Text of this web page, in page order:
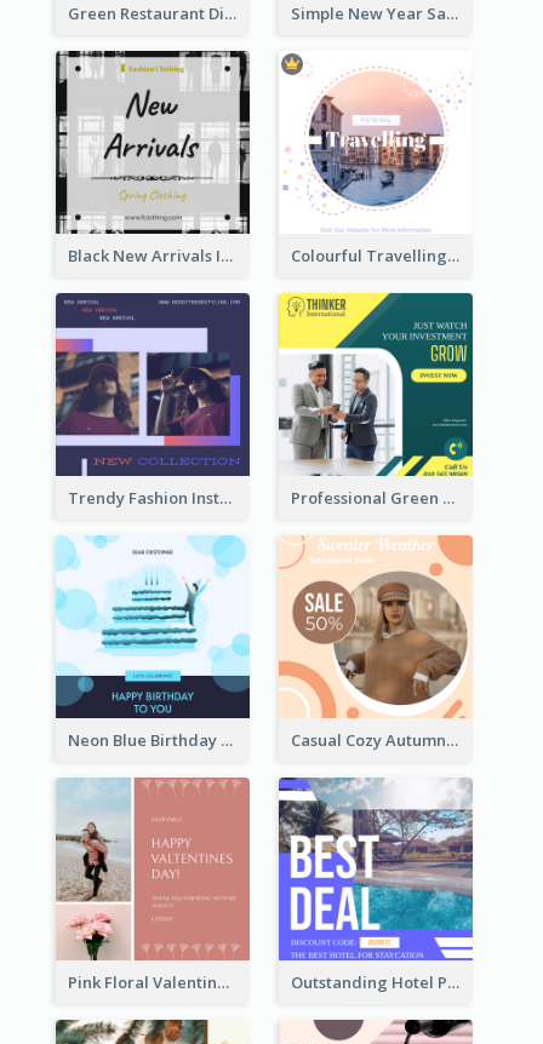
Green Restaurant Discount Instagram Post Simple New Year Sale Instagram Post of Clothes
Black New Arrivals Instagram Post Of Clothing Colourful Travelling Instagram Post
Trendy Fashion Instagram Post Design Template Professional Green Stock Instagram Post Design
Neon Blue Birthday Cake Illustration Instagram Post Casual Cozy Autumn Trend Instagram Design Ideas
Pink Floral Valentines Day Photo Instagram Post Outstanding Hotel Paradise Promotion Instagram Design